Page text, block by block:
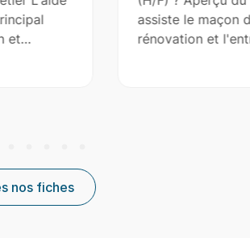
dans la construction, la
de…
est
nos fiches